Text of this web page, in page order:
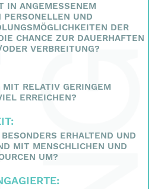
IN ANGEMESSENEM
UND
DER
CHANCE ZUR DAUERHAFTEN
VERBREITUNG?
RELATIV GERINGEM
ERREICHEN?
ERHALTEND UND
MIT MENSCHLICHEN UND
UM?